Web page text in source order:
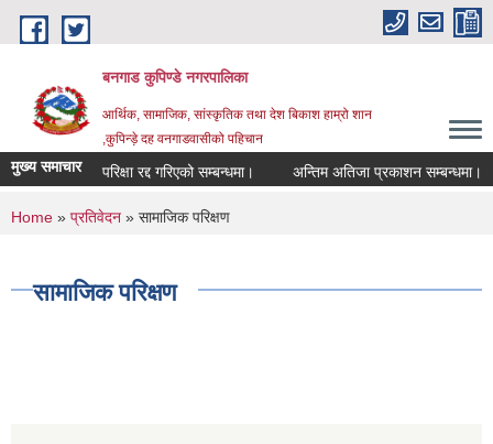
Skip to main content
बनगाड कुपिण्डे नगरपालिका
आर्थिक, सामाजिक, सांस्कृतिक तथा देश बिकाश हाम्रो शान
,कुपिन्ड़े दह वनगाडवासीको पहिचान
मुख्य समाचारपरिक्षा रद्द गरिएको सम्बन्धमा। अन्तिम अतिजा प्रकाशन सम्बन्धमा।
You are here
Home » प्रतिवेदन » सामाजिक परिक्षण
सामाजिक परिक्षण